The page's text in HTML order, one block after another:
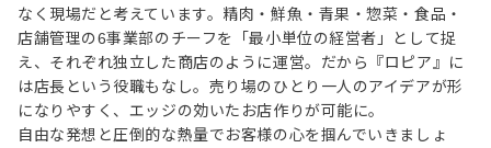
なく現場だと考えています。精肉・鮮魚・青果・惣菜・食品・
店舗管理の6事業部のチーフを「最小単位の経営者」として捉
え、それぞれ独立した商店のように運営。だから『ロピア』に
は店長という役職もなし。売り場のひとり一人のアイデアが形
になりやすく、エッジの効いたお店作りが可能に。
自由な発想と圧倒的な熱量でお客様の心を掴んでいきましょ